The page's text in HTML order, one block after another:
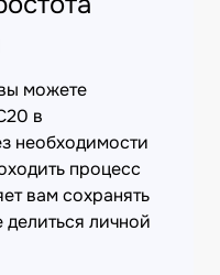
можете
в
необходимости
процесс
вам сохранять
делиться личной